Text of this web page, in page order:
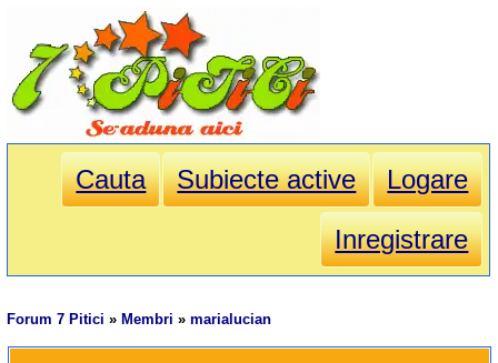
Cauta Subiecte active
Logare
Inregistrare
Forum 7 Pitici » Membri »marialucian